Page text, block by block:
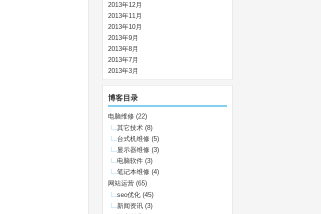
2013年12月
2013年11月
2013年10月
2013年9月
2013年8月
2013年7月
2013年3月
博客目录
电脑维修 (22)
其它技术 (8)
台式机维修 (5)
显示器维修 (3)
电脑软件 (3)
笔记本维修 (4)
网站运营 (65)
seo优化 (45)
新闻资讯 (3)